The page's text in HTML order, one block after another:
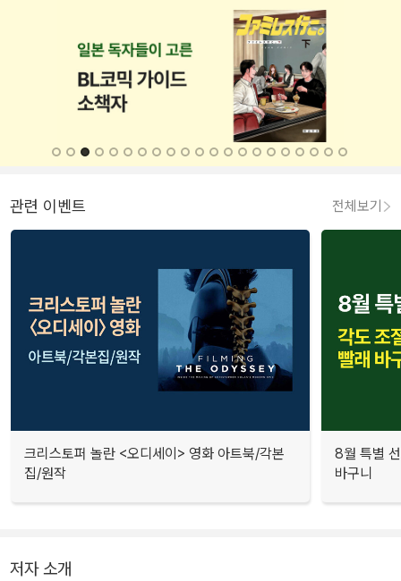
관련 이벤트 전체보기
크리스토퍼 놀란 <오디세이> 영화 아트북/각본
집/원작
8월 특별
바구니
저자 소개